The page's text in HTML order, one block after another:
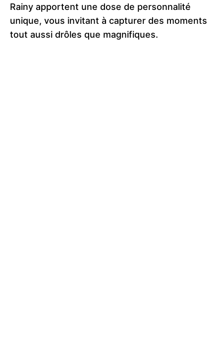
Rainy apportent une dose de personnalité
unique, vous invitant à capturer des moments
tout aussi drôles que magnifiques.